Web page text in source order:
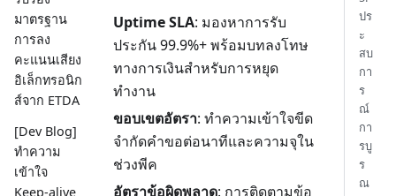
มาตรฐาน
การลง
คะแนนเสียง
อิเล็กทรอนิก
ส์จาก ETDA
[Dev Blog]
ทำความ
เข้าใจ
Keep-alive
Uptime SLA: มองหาการรับ
ประกัน 99.9%+ พร้อมบทลงโทษ
ทางการเงินสำหรับการหยุด
ทำงาน
ขอบเขตอัตรา: ทำความเข้าใจขีด
จำกัดคำขอต่อนาทีและความจุใน
ช่วงพีค
อัตราข้อผิดพลาด: การติดตามข้อ
ปร
ะ
สบ
กา
ร
ณ์
กา
รบู
ร
ณ